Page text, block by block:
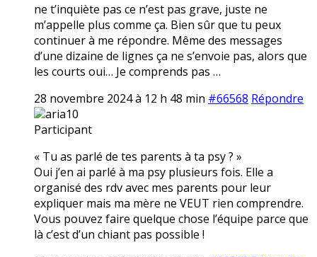
ne t’inquiète pas ce n’est pas grave, juste ne
m’appelle plus comme ça. Bien sûr que tu peux
continuer à me répondre. Même des messages
d’une dizaine de lignes ça ne s’envoie pas, alors que
les courts oui… Je comprends pas …
28 novembre 2024 à 12 h 48 min #66568 Répondre
aria10
Participant
« Tu as parlé de tes parents à ta psy ? »
Oui j’en ai parlé à ma psy plusieurs fois. Elle a
organisé des rdv avec mes parents pour leur
expliquer mais ma mère ne VEUT rien comprendre.
Vous pouvez faire quelque chose l’équipe parce que
là c’est d’un chiant pas possible !